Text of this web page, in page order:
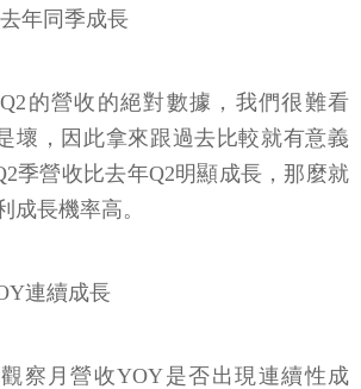
年同季成長
的營收的絕對數據，我們很難看
壞，因此拿來跟過去比較就有意義
季營收比去年Q2明顯成長，那麼就
成長機率高。
連續成長
察月營收YOY是否出現連續性成